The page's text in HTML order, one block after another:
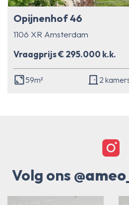
Opijnenhof 46
1106 XR Amsterdam
Vraagprijs € 295.000 k.k.
59m² 2
Volg ons